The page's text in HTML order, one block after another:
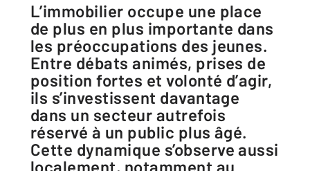
L’immobilier occupe une place
de plus en plus importante dans
les préoccupations des jeunes.
Entre débats animés, prises de
position fortes et volonté d’agir,
ils s’investissent davantage
dans un secteur autrefois
réservé à un public plus âgé.
Cette dynamique s’observe aussi
localement, notamment au